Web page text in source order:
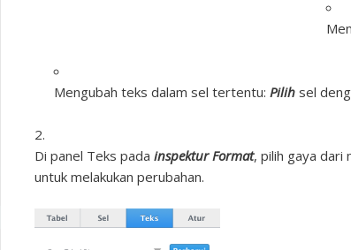
Mengubah teks dalam sel tertentu: Pilih sel
Di panel Teks pada inspektur Format, pilih gaya dari
untuk melakukan perubahan.